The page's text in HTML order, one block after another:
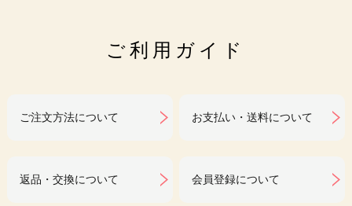
ご利用ガイド
ご注文方法について お支払い・送料について
返品・交換について 会員登録について